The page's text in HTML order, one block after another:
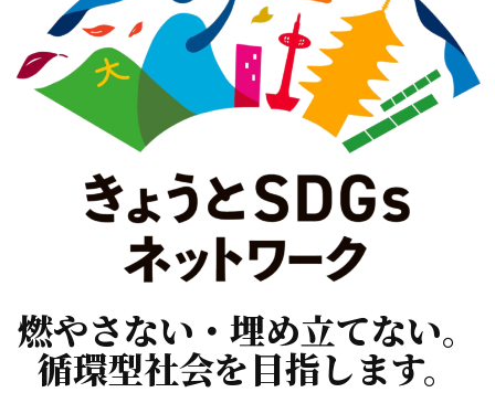
燃やさない・埋め立てない。
循環型社会を目指します。